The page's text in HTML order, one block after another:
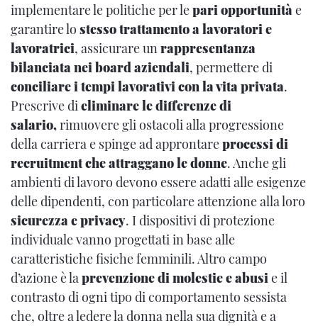
implementare le politiche per lepari opportunitàe
garantire lo stesso trattamento a lavoratori e
lavoratrici, assicurare unrappresentanza
bilanciata nei board aziendali, permettere di
conciliare i tempi lavorativi con la vita privata.
Prescrive dieliminare le differenze di
salario,rimuovere gli ostacoli alla progressione
della carriera e spinge ad approntareprocessi di
recruitment che attraggano le donne. Anche gli
ambienti di lavoro devono essere adatti alle esigenze
delle dipendenti, con particolare attenzione alla loro
sicurezza e privacy. I dispositivi di protezione
individuale vanno progettati in base alle
caratteristiche fisiche femminili. Altro campo
d’azione è laprevenzione di molestie e abusie il
contrasto di ogni tipo di comportamento sessista
che, oltre a ledere la donna nella sua dignità e a